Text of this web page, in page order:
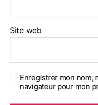
Site web
Enregistrer mon nom,
navigateur pour mon